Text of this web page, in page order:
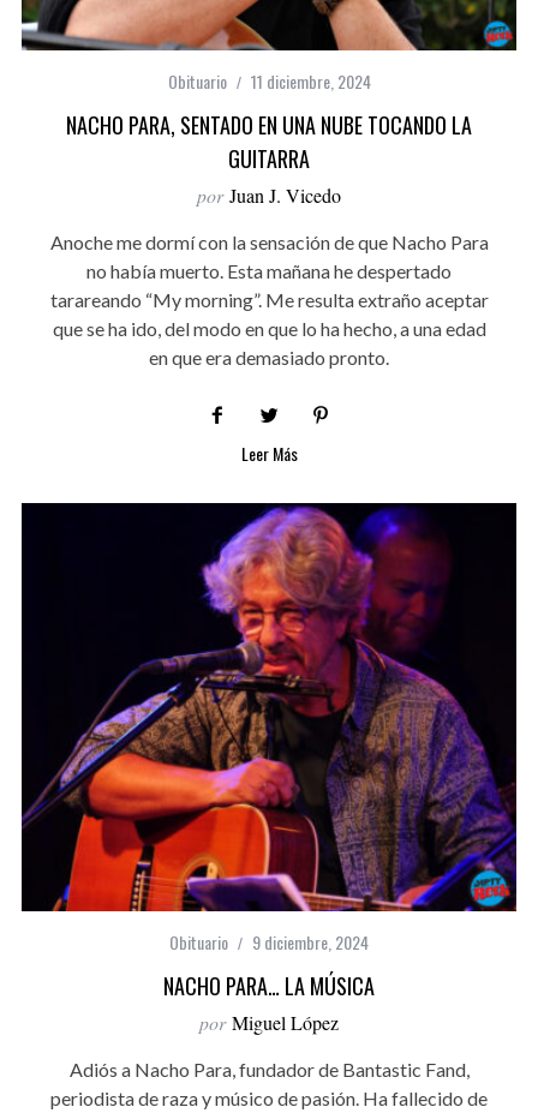
Obituario 11 diciembre, 2024
NACHO PARA, SENTADO EN UNA NUBE TOCANDO LA
GUITARRA
por Juan J. Vicedo
Anoche me dormí con la sensación de que Nacho Para
no había muerto. Esta mañana he despertado
tarareando “My morning”. Me resulta extraño aceptar
que se ha ido, del modo en que lo ha hecho, a una edad
en que era demasiado pronto.
Leer Más
Obituario 9 diciembre, 2024
NACHO PARA… LA MÚSICA
por Miguel López
Adiós a Nacho Para, fundador de Bantastic Fand,
periodista de raza y músico de pasión. Ha fallecido de